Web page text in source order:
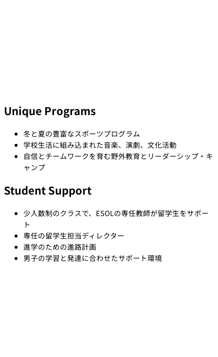
Unique Programs
冬と夏の豊富なスポーツプログラム
学校生活に組み込まれた音楽、演劇、文化活動
自信とチームワークを育む野外教育とリーダーシップ・キ
ャンプ
Student Support
少人数制のクラスで、ESOLの専任教師が留学生をサポー
ト
専任の留学生担当ディレクター
進学のための進路計画
男子の学習と発達に合わせたサポート環境